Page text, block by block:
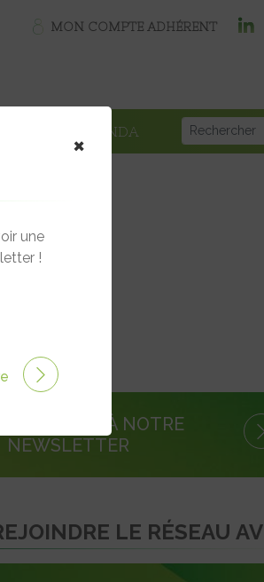
MON COMPTE ADHÉRENT
AGENDA
S'INSCRIRE À NOTRE
NEWSLETTER
LE RÉSEAU
×
une
!